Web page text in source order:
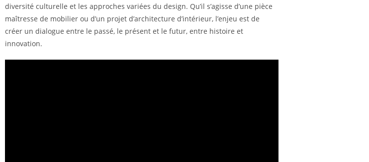
diversité culturelle et les approches variées du design. Qu’il s’agisse d’une pièce
maîtresse de mobilier ou d’un projet d’architecture d’intérieur, l’enjeu est de
créer un dialogue entre le passé, le présent et le futur, entre histoire et
innovation.